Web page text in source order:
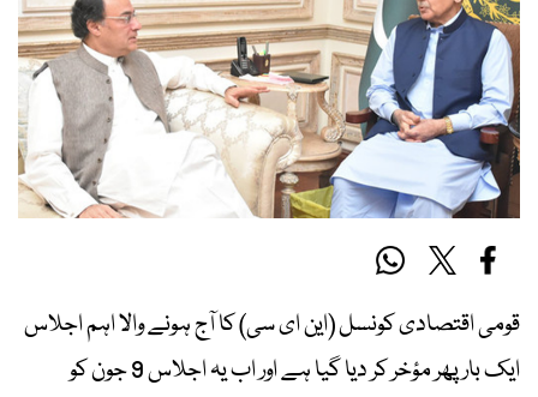
قومی اقتصادی کونسل (این ای سی) کا آج ہونے والا اہم اجلاس
ایک بار پھر مؤخر کر دیا گیا ہے اور اب یہ اجلاس 9 جون کو